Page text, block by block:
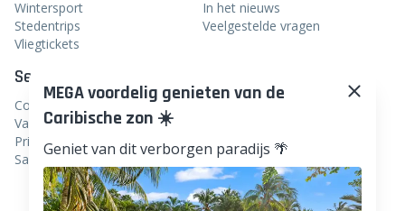
8,7 van 10
Klantenvertellen.nl
Onze Deals
Goedkope vakanties
Last Minutes
Luxe Reizen
Wintersport
Over ons
Hoe werkt weflycheap
Reisblogger worden?
In het nieuws
MEGA voordelig genieten van de
Caribische zon ☀️
Geniet van dit verborgen paradijs 🌴